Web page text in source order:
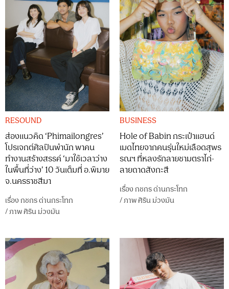
RESOUND
ส่องแนวคิด ‘Phimailongres’
โปรเจกต์ศิลปินพำนัก พาคน
ทำงานสร้างสรรค์ ‘มาใช้เวลาว่าง
ในพื้นที่ว่าง’ 10 วันเต็มที่ อ.พิมาย
จ.นครราชสีมา
เรื่อง กชกร ด่านกระโทก
/ภาพศิริน ม่วงมัน
BUSINESS
Hole of Babin กระเป๋าแฮนด์
เมดไทยจากคนรุ่นใหม่เลือดสุพร
รณฯ ที่หลงรักลายชามตราไก่-
ลายถาดสังกะสี
เรื่อง กชกร ด่านกระโทก
/ภาพศิริน ม่วงมัน